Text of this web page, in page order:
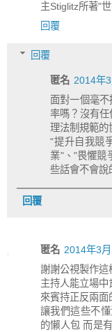
主Stiglitz所著"
回覆
回覆
匿名 2014年
面對一個毫
率嗎？沒有任
理法制規範的
"提升自我競
業"、"畏懼競
些話會不會說
回覆
匿名 2014年3
謝謝公視製作這
主持人能立場中
來賓持正反兩
讓我們這些不
的懶人包 而是